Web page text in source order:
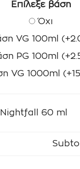
Επίλεξε βάση
Όχι
VG 100ml (+
PG 100ml (+
VG 1000ml (+
60 ml